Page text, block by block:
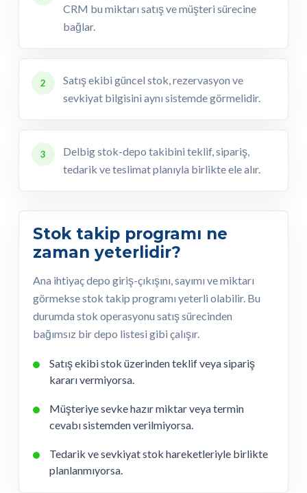
CRM bu miktarı satış ve müşteri sürecine
bağlar.
2
Satış ekibi güncel stok, rezervasyon ve
sevkiyat bilgisini aynı sistemde görmelidir.
3
Delbig stok-depo takibini teklif, sipariş,
tedarik ve teslimat planıyla birlikte ele alır.
Stok takip programı ne
zaman yeterlidir?
Ana ihtiyaç depo giriş-çıkışını, sayımı ve miktarı
görmekse stok takip programı yeterli olabilir. Bu
durumda stok operasyonu satış sürecinden
bağımsız bir depo listesi gibi çalışır.
Satış ekibi stok üzerinden teklif veya sipariş
kararı vermiyorsa.
Müşteriye sevke hazır miktar veya termin
cevabı sistemden verilmiyorsa.
Tedarik ve sevkiyat stok hareketleriyle birlikte
planlanmıyorsa.